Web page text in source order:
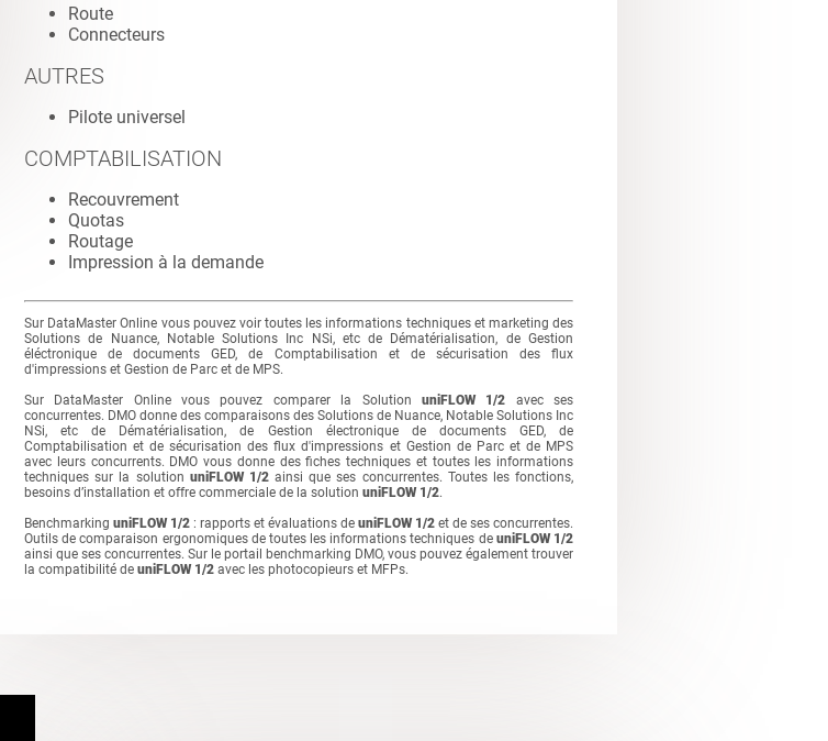
Route
Connecteurs
AUTRES
Pilote universel
COMPTABILISATION
Recouvrement
Quotas
Routage
Impression à la demande
Sur DataMaster Online vous pouvez voir toutes les informations techniques et marketing des
Solutions de Nuance, Notable Solutions Inc NSi, etc de Dématérialisation, de Gestion
éléctronique de documents GED, de Comptabilisation et de sécurisation des flux
d'impressions et Gestion de Parc et de MPS.
Sur DataMaster Online vous pouvez comparer la Solution uniFLOW 1/2 avec ses
concurrentes. DMO donne des comparaisons des Solutions de Nuance, Notable Solutions Inc
NSi, etc de Dématérialisation, de Gestion électronique de documents GED, de
Comptabilisation et de sécurisation des flux d'impressions et Gestion de Parc et de MPS
avec leurs concurrents. DMO vous donne des fiches techniques et toutes les informations
techniques sur la solution uniFLOW 1/2ainsi que ses concurrentes. Toutes les fonctions,
besoins d’installation et offre commerciale de la solution uniFLOW 1/2.
Benchmarking uniFLOW 1/2 : rapports et évaluations de uniFLOW 1/2 et de ses concurrentes.
Outils de comparaison ergonomiques de toutes les informations techniques de uniFLOW 1/2
ainsi que ses concurrentes. Sur le portail benchmarking DMO, vous pouvez également trouver
la compatibilité de uniFLOW 1/2 avec les photocopieurs et MFPs.